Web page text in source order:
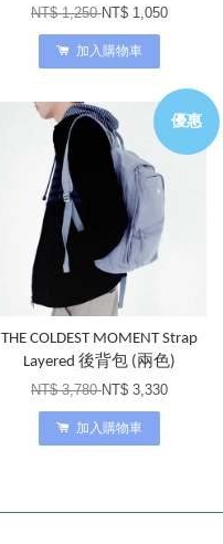
NT$ 1,250NT$ 1,050
加入購物車
優惠
THE COLDEST MOMENT Strap
Layered 後背包 (兩色)
NT$ 3,780NT$ 3,330
加入購物車